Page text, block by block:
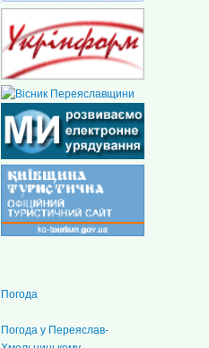
Погода
Погода у Переяслав-